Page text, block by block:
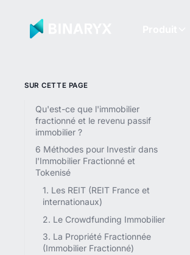
SUR CETTE PAGE
Qu'est-ce que l'immobilier
fractionné et le revenu passif
immobilier ?
6 Méthodes pour Investir dans
l'Immobilier Fractionné et
Tokenisé
1. Les REIT (REIT France et
internationaux)
2. Le Crowdfunding Immobilier
3. La Propriété Fractionnée
(Immobilier Fractionné)